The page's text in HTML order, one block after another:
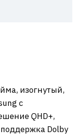
изогнутый,
с
QHD+,
Dolby